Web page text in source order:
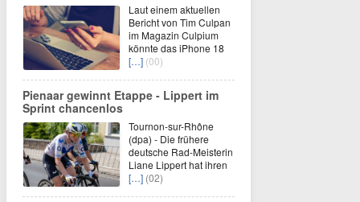
Laut einem aktuellen
Bericht von Tim Culpan
im Magazin Culpium
könnte das iPhone 18
[…] (00)
Pienaar gewinnt Etappe - Lippert im
Sprint chancenlos
Tournon-sur-Rhône
(dpa) - Die frühere
deutsche Rad-Meisterin
Liane Lippert hat ihren
[…] (02)